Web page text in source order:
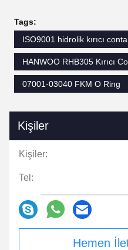
Tags:
ISO9001 hidrolik kırıcı
HANWOO RHB305 Kırıcı
07001-03040 FKM O Ring
Kişiler
Kişiler:
Tel:
Hemen